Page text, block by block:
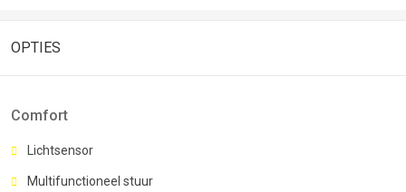
OPTIES
Comfort
Lichtsensor
Multifunctioneel stuur